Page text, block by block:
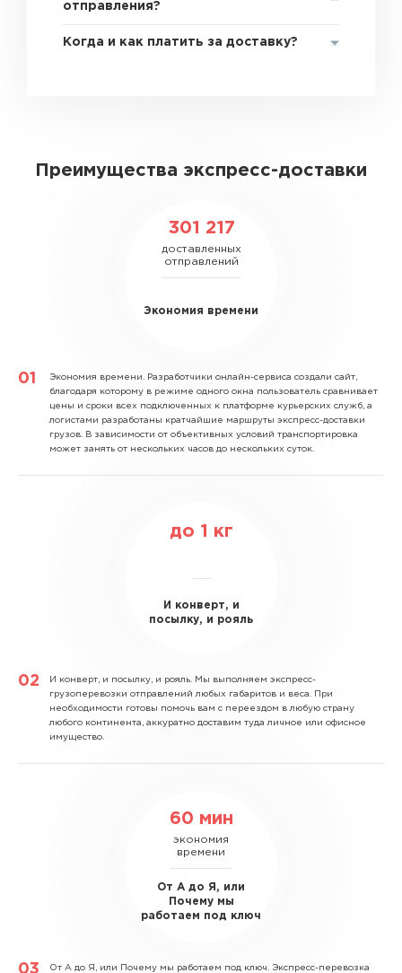
отправления?
Когда и как платить за доставку?
Преимущества экспресс-доставки
301 217
доставленных
отправлений
Экономия времени
Экономия времени. Разработчики онлайн-сервиса создали сайт,
благодаря которому в режиме одного окна пользователь сравнивает
цены и сроки всех подключенных к платформе курьерских служб, а
логистами разработаны кратчайшие маршруты экспресс-доставки
грузов. В зависимости от объективных условий транспортировка
может занять от нескольких часов до нескольких суток.
до 1 кг
И конверт, и
посылку, и рояль
И конверт, и посылку, и рояль. Мы выполняем экспресс-
грузоперевозки отправлений любых габаритов и веса. При
необходимости готовы помочь вам с переездом в любую страну
любого континента, аккуратно доставим туда личное или офисное
имущество.
60 мин
экономия
времени
От А до Я, или
Почему мы
работаем под ключ
От А до Я, или Почему мы работаем под ключ. Экспресс-перевозка